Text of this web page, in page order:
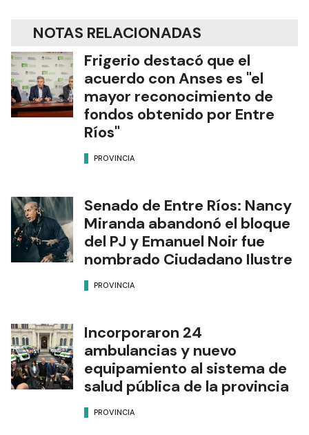
NOTAS RELACIONADAS
Frigerio destacó que el
acuerdo con Anses es "el
mayor reconocimiento de
fondos obtenido por Entre
Ríos"
PROVINCIA
Senado de Entre Ríos: Nancy
Miranda abandonó el bloque
del PJ y Emanuel Noir fue
nombrado Ciudadano Ilustre
PROVINCIA
Incorporaron 24
ambulancias y nuevo
equipamiento al sistema de
salud pública de la provincia
PROVINCIA